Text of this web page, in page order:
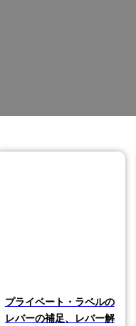
プライベート・ラベルの
レバーの補足、レバー解